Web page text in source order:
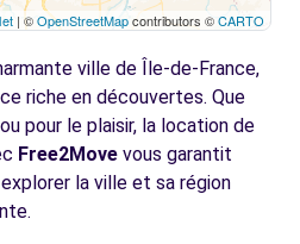
- ARGENTEUIL
4.7 km
| ©OpenStreetMapcontributors ©CARTO
ville de Île-de-France,
riche en découvertes. Que
pour le plaisir, la location de
Free2Move vous garantit
la ville et sa région